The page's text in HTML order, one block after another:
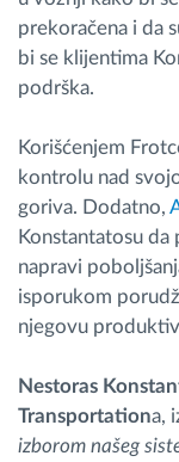
prekoračena i da
bi se klijentima
podrška.
Korišćenjem
kontrolu nad
goriva. Dodatno,
Konstantatosu da
napravi
isporukom
njegovu
Nestoras
Transportationa,
izborom našeg